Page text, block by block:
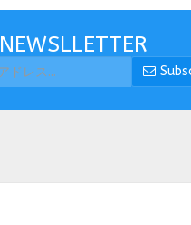
NEWSLLETTER